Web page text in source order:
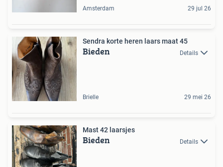
Amsterdam 29 jul 26
Sendra korte heren laars maat 45
Bieden Details
Brielle 29 mei 26
Mast 42 laarsjes
Bieden Details